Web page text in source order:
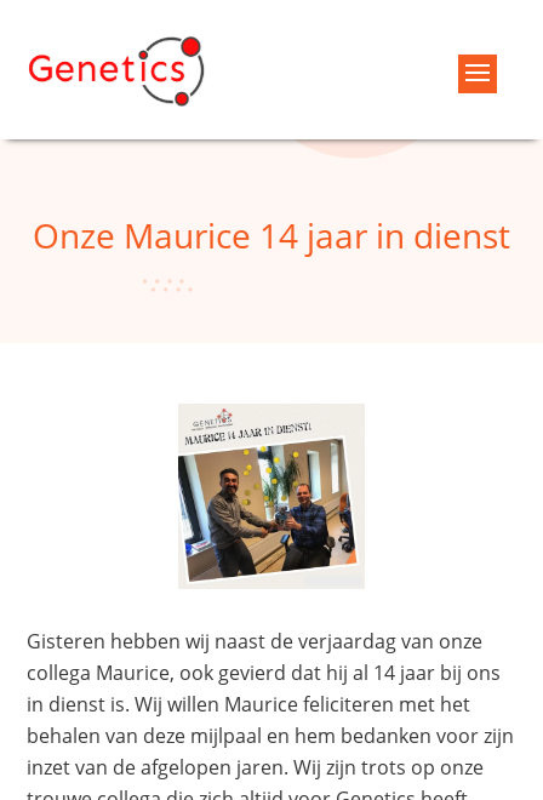
Onze Maurice 14 jaar in dienst
Gisteren hebben wij naast de verjaardag van onze
collega Maurice, ook gevierd dat hij al 14 jaar bij ons
in dienst is. Wij willen Maurice feliciteren met het
behalen van deze mijlpaal en hem bedanken voor zijn
inzet van de afgelopen jaren. Wij zijn trots op onze